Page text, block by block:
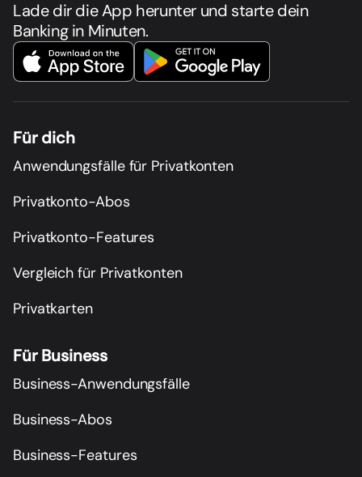
Lade dir die App herunter und starte dein
Banking in Minuten.
Für dich
Anwendungsfälle für Privatkonten
Privatkonto-Abos
Privatkonto-Features
Vergleich für Privatkonten
Privatkarten
Für Business
Business-Anwendungsfälle
Business-Abos
Business-Features